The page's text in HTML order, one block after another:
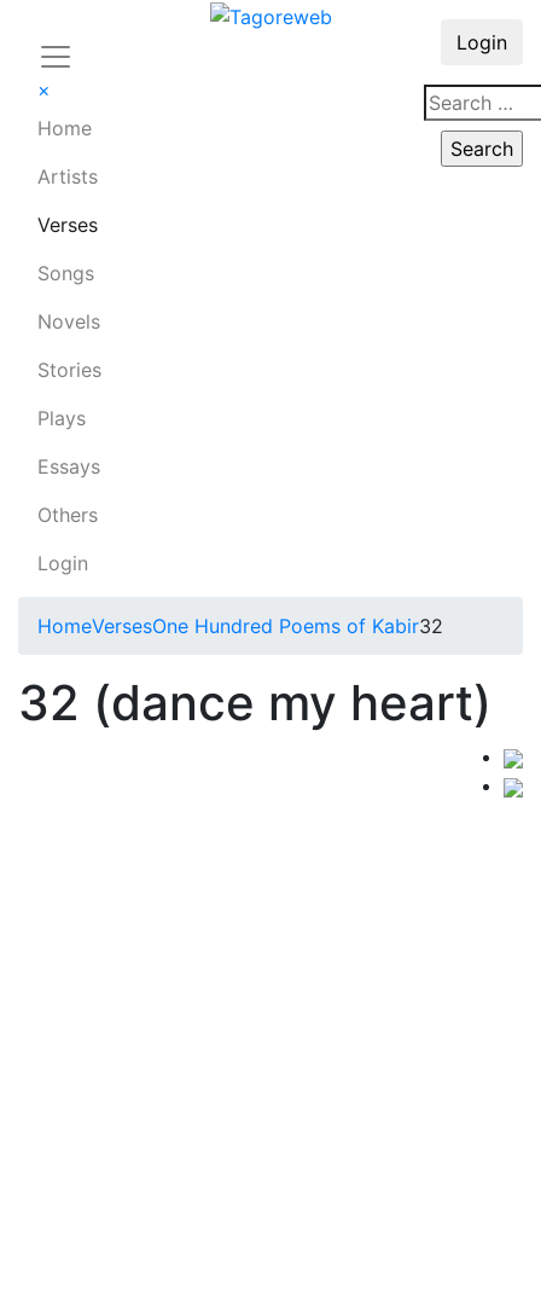
×
Home
Artists
Verses
Songs
Novels
Stories
Plays
Essays
Others
Login
Login
HomeVersesOne Hundred Poems of Kabir32
32 (dance my heart)